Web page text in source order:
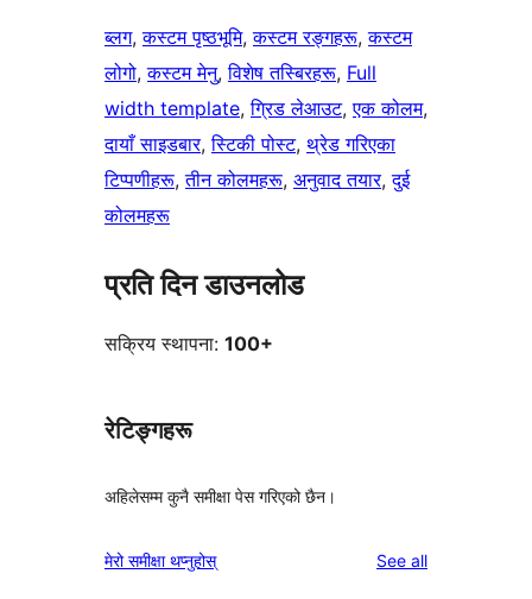
ब्लग, कस्टम पृष्ठभूमि, कस्टम रङ्गहरू, कस्टम
लोगो, कस्टम मेनु, विशेष तस्बिरहरू, Full
width template, ग्रिड लेआउट, एक कोलम
दायाँ साइडबार, स्टिकी पोस्ट, थ्रेड गरिएका
टिप्पणीहरू, तीन कोलमहरू, अनुवाद तयार, दुई
कोलमहरू
प्रति दिन डाउनलोड
सक्रिय स्थापना: 100+
रेटिङ्गहरू
अहिलेसम्म कुनै समीक्षा पेस गरिएको छैन।
मेरो समीक्षा थप्नुहोस् See allreviews